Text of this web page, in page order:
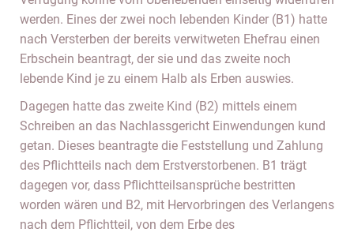
werden. Eines der zwei noch lebenden Kinder (B1) hatte
nach Versterben der bereits verwitweten Ehefrau einen
Erbschein beantragt, der sie und das zweite noch
lebende Kind je zu einem Halb als Erben auswies.
Dagegen hatte das zweite Kind (B2) mittels einem
Schreiben an das Nachlassgericht Einwendungen kund
getan. Dieses beantragte die Feststellung und Zahlung
des Pflichtteils nach dem Erstverstorbenen. B1 trägt
dagegen vor, dass Pflichtteilsansprüche bestritten
worden wären und B2, mit Hervorbringen des Verlangens
nach dem Pflichtteil, von dem Erbe des